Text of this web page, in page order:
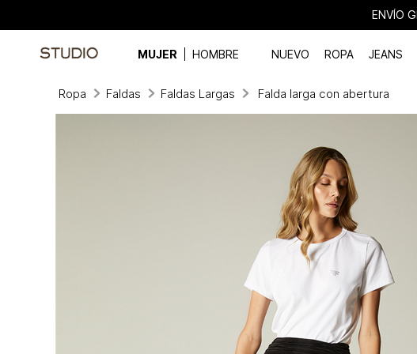
ENVÍO
MUJER HOMBRE NUEVO ROPA JEANS
Ropa Faldas Faldas Largas Falda larga con abertura